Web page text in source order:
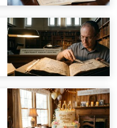
לִפְנֵי בְּדִיקַת